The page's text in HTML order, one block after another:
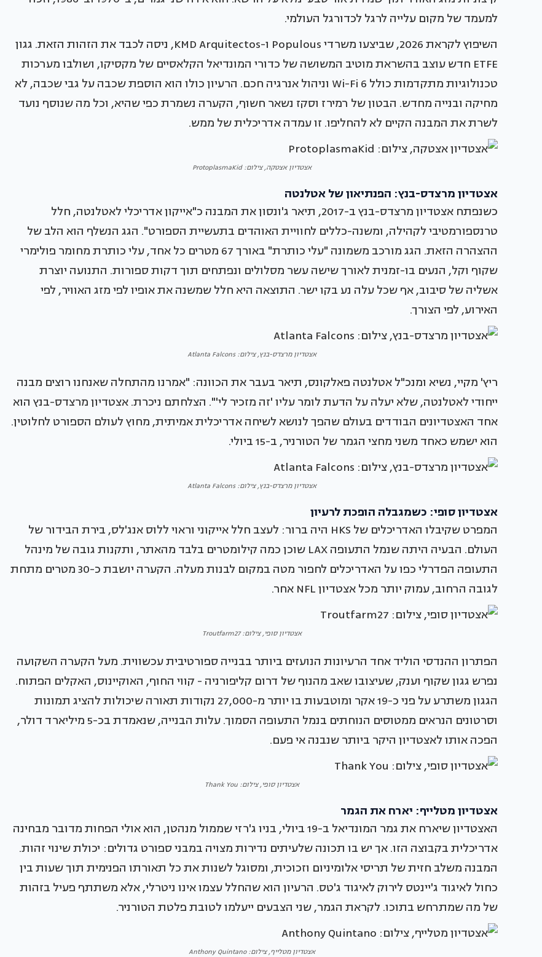
למעמד של מקום עלייה לרגל לכדורגל העולמי.
השיפוץ לקראת 2026, שביצעו משרדי Populous ו-KMD Arquitectos, ניסה לכבד את הזהות הזאת. גגון
ETFE חדש עוצב בהשראת מוטיב המשושה של כדורי המונדיאל הקלאסיים של מקסיקו, ושולבו מערכות
טכנולוגיות מתקדמות כולל Wi-Fi 6 וניהול אנרגיה חכם. הרעיון כולו הוא הוספת שכבה על גבי שכבה, לא
מחיקה ובנייה מחדש. הבטון של רמירז וסקז נשאר חשוף, הקערה נשמרת כפי שהיא, וכל מה שנוסף נועד
לשרת את המבנה הקיים לא להחליפו. זו עמדה אדריכלית של ממש.
אצטדיון אצטקה, צילום: ProtoplasmaKid
אצטדיון מרצדס-בנץ: הפנתיאון של אטלנטה
כשנפתח אצטדיון מרצדס-בנץ ב-2017, תיאר ג'ונסון את המבנה כ"אייקון אדריכלי לאטלנטה, חלל
טרנספורמטיבי לקהילה, ומשנה-כללים לחוויית האוהדים בתעשיית הספורט". הגג הנשלף הוא הלב של
ההצהרה הזאת. הגג מורכב משמונה "עלי כותרת" באורך 67 מטרים כל אחד, עלי כותרת מחומר פולימרי
שקוף וקל, הנעים בו-זמנית לאורך שישה עשר מסלולים ונפתחים תוך דקות ספורות. התנועה יוצרת
אשליה של סיבוב, אף שכל עלה נע בקו ישר. התוצאה היא חלל שמשנה את אופיו לפי מזג האוויר, לפי
האירוע, לפי הצורך.
אצטדיון מרצדס-בנץ, צילום: Atlanta Falcons
ריץ' מקיי, נשיא ומנכ"ל אטלנטה פאלקונס, תיאר בעבר את הכוונה: "אמרנו מהתחלה שאנחנו רוצים מבנה
ייחודי לאטלנטה, שלא יעלה על הדעת לומר עליו 'זה מזכיר לי'". הצלחתם ניכרת. אצטדיון מרצדס-בנץ הוא
אחד האצטדיונים הבודדים בעולם שהפך לנושא לשיחה אדריכלית אמיתית, מחוץ לעולם הספורט לחלוטין.
הוא ישמש כאחד משני מחצי הגמר של הטורניר, ב-15 ביולי.
אצטדיון מרצדס-בנץ, צילום: Atlanta Falcons
אצטדיון סופי: כשמגבלה הופכת לרעיון
המפרט שקיבלו האדריכלים של HKS היה ברור: לעצב חלל אייקוני וראוי ללוס אנג'לס, בירת הבידור של
העולם. הבעיה היתה שנמל התעופה LAX שוכן כמה קילומטרים בלבד מהאתר, ותקנות גובה של מינהל
התעופה הפדרלי כפו על האדריכלים לחפור מטה במקום לבנות מעלה. הקערה יושבת כ-30 מטרים מתחת
לגובה הרחוב, עמוק יותר מכל אצטדיון NFL אחר.
אצטדיון סופי, צילום: Troutfarm27
הפתרון ההנדסי הוליד אחד הרעיונות הנועזים ביותר בבנייה ספורטיבית עכשווית. מעל הקערה השקועה
נפרש גגון שקוף וענק, שעיצובו שאב מהנוף של דרום קליפורניה - קווי החוף, האוקיינוס, האקלים הפתוח.
הגגון משתרע על פני כ-19 אקר ומוטבעות בו יותר מ-27,000 נקודות תאורה שיכולות להציג תמונות
וסרטונים הנראים ממטוסים הנוחתים בנמל התעופה הסמוך. עלות הבנייה, שנאמדת בכ-5 מיליארד דולר,
הפכה אותו לאצטדיון היקר ביותר שנבנה אי פעם.
אצטדיון סופי, צילום: Thank You
אצטדיון מטלייף: יארח את הגמר
האצטדיון שיארח את גמר המונדיאל ב-19 ביולי, בניו ג'רזי שממול מנהטן, הוא אולי הפחות מדובר מבחינה
אדריכלית בקבוצה הזו. אך יש בו תכונה שלעיתים נדירות מצויה במבני ספורט גדולים: יכולת שינוי זהות.
המבנה משלב חזית של תריסי אלומיניום וזכוכית, ומסוגל לשנות את כל תאורתו הפנימית תוך שעות בין
כחול לאיגוד ג'יינטס לירוק לאיגוד ג'טס. הרעיון הוא שהחלל עצמו אינו ניטרלי, אלא משתתף פעיל בזהות
של מה שמתרחש בתוכו. לקראת הגמר, שני הצבעים ייעלמו לטובת פלטת הטורניר.
אצטדיון מטלייף, צילום: Anthony Quintano